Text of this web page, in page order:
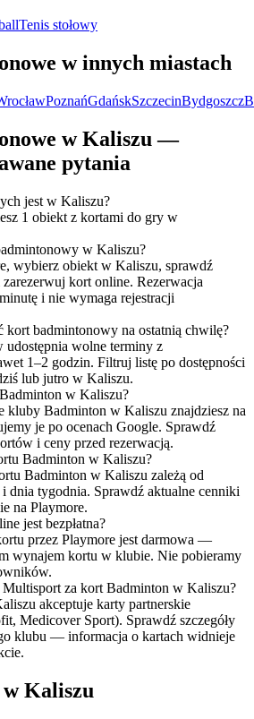
Tenis stołowy
w innych miastach
PoznańGdańskSzczecinBydgoszcz
w Kaliszu —
pytania
jest w Kaliszu?
1 obiekt z kortami do gry w
w Kaliszu?
wybierz obiekt w Kaliszu, sprawdź
kort online. Rezerwacja
i nie wymaga rejestracji
kort badmintonowy na ostatnią chwilę?
udostępnia wolne terminy z
1–2 godzin. Filtruj listę po dostępności
lub jutro w Kaliszu.
w Kaliszu?
kluby Badminton w Kaliszu znajdziesz na
je po ocenach Google. Sprawdź
i ceny przed rezerwacją.
Badminton w Kaliszu?
Badminton w Kaliszu zależą od
dnia tygodnia. Sprawdź aktualne cenniki
na Playmore.
jest bezpłatna?
przez Playmore jest darmowa —
wynajem kortu w klubie. Nie pobieramy
Multisport za kort Badminton w Kaliszu?
akceptuje karty partnerskie
Medicover Sport). Sprawdź szczegóły
klubu — informacja o kartach widnieje
Kaliszu